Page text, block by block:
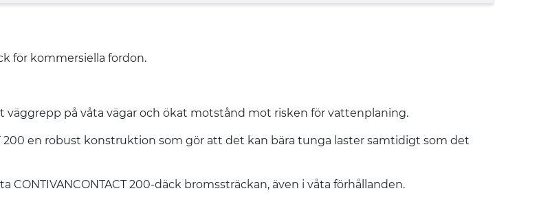
för kommersiella fordon.
på våta vägar och ökat motstånd mot risken för vattenplaning.
200 en robust konstruktion som gör att det kan bära tunga laster samtidigt som det
200-däck bromssträckan, även i våta förhållanden.